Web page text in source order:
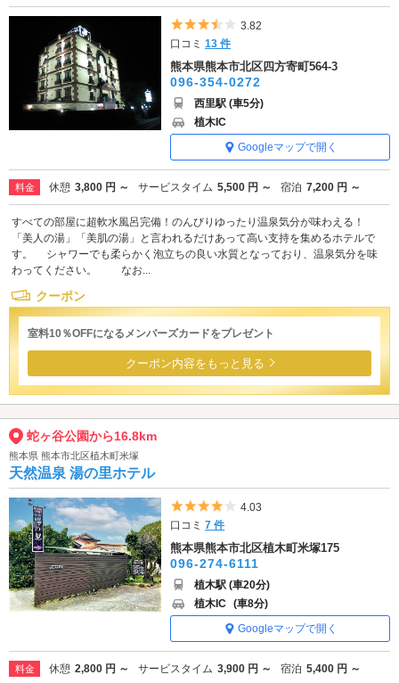
5つ星のうち3.5
3.82
口コミ13 件
熊本県熊本市北区四方寄町564-3
096-354-0272
西里駅 (車5分)
植木IC
Googleマップで開く
料金 休憩 3,800 円 ～ サービスタイム 5,500 円 ～ 宿泊 7,200 円 ～
すべての部屋に超軟水風呂完備！のんびりゆったり温泉気分が味わえる！
「美人の湯」「美肌の湯」と言われるだけあって高い支持を集めるホテルで
す。 シャワーでも柔らかく泡立ちの良い水質となっており、温泉気分を味
わってください。 なお...
クーポン
室料10％OFFになるメンバーズカードをプレゼント
クーポン内容をもっと見る
蛇ヶ谷公園から16.8km
熊本県 熊本市北区植木町米塚
天然温泉 湯の里ホテル
5つ星のうち4
4.03
口コミ7 件
熊本県熊本市北区植木町米塚175
096-274-6111
植木駅 (車20分)
植木IC (車8分)
Googleマップで開く
料金 休憩 2,800 円 ～ サービスタイム 3,900 円 ～ 宿泊 5,400 円 ～